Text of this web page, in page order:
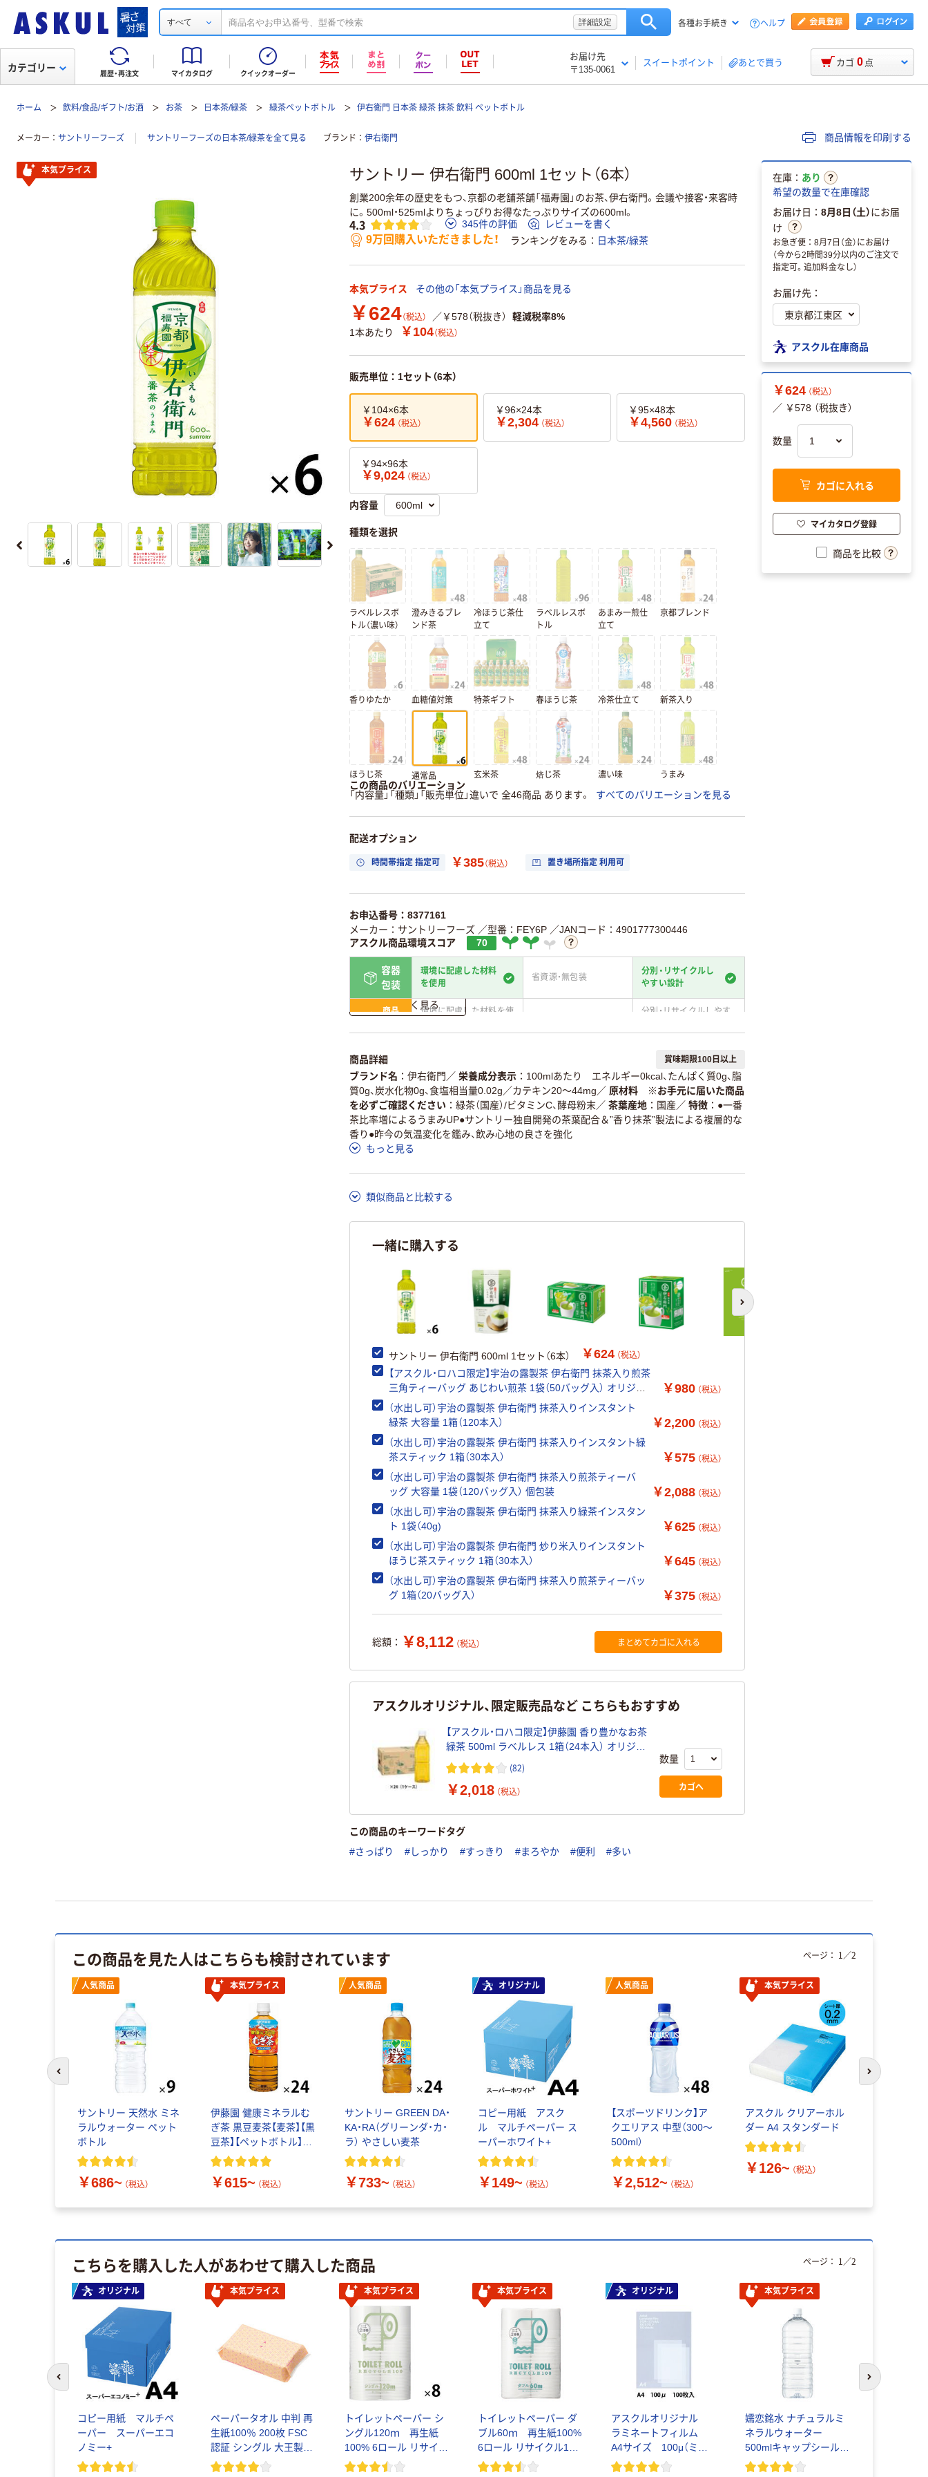
すべて 詳細設定 各種お手続き ヘルプ
履歴・再注文 マイカタログ クイックオーダー
お届け先
〒135-0061
スイートポイント あとで買う
カテゴリー カゴ 0 点
ホーム 飲料/食品/ギフト/お酒 お茶 日本茶/緑茶 緑茶ペットボトル 伊右衛門 日本茶 緑茶 抹茶 飲料 ペットボトル
メーカー サントリーフーズ サントリーフーズの日本茶/緑茶を全て見る ブランド 伊右衛門 商品情報を印刷する
サントリー 伊右衛門 600ml 1セット（6本）
創業200余年の歴史をもつ、京都の老舗茶舗「福寿園」のお茶、伊右衛門。会議や接客・来客時
に。500ml・525mlよりちょっぴりお得なたっぷりサイズの600ml。
4.3 345件の評価 レビューを書く
9万回購入いただきました！ ランキングをみる 日本茶/緑茶
本気プライス その他の「本気プライス」商品を見る
￥624（税込） ／￥578（税抜き）
軽減税率8%
1本あたり
￥104（税込）
販売単位：1セット（6本）
￥104×6本
￥624 （税込）
￥96×24本
￥2,304 （税込）
￥95×48本
￥4,560 （税込）
￥94×96本
￥9,024 （税込）
内容量
種類を選択
ラベルレスボ
トル（濃い味）
澄みきるブレ
ンド茶
冷ほうじ茶仕
立て
ラベルレスボ
トル
あまみ一煎仕
立て
京都ブレンド
香りゆたか 血糖値対策 特茶ギフト 春ほうじ茶 冷茶仕立て 新茶入り
ほうじ茶 通常品 玄米茶 焙じ茶 濃い味 うまみ
この商品のバリエーション
「内容量」「種類」「販売単位」違いで 全46商品 あります。
すべてのバリエーションを見る
配送オプション
時間帯指定 指定可 ￥385（税込） 置き場所指定 利用可
お申込番号：8377161
メーカー：サントリーフーズ ／型番：FEY6P ／JANコード：4901777300446
アスクル商品環境スコア
70
容器
包装
環境に配慮した材料
を使用
省資源・無包装
分別・リサイクルし
やすい設計
商品
環境に配慮した材料を使
分別・リサイクルしやす
仕組
この商品の環境配慮ポイントです。詳しくはページ下部の商品詳細「
アスクル商品環境スコ
ア詳細／加点項目
」で確認できます。
詳しく見る
商品詳細 賞味期限100日以上
ブランド名 伊右衛門 ／ 栄養成分表示
100mlあたり エネルギー0kcal、たんぱく質0g、脂
質0g、炭水化物0g、食塩相当量0.02g／カテキン20～44mg／ 原材料 ※お手元に届いた商品
を必ずご確認ください
緑茶（国産）/ビタミンC、酵母粉末／ 茶葉産地 国産／ 特徴
●一番
茶比率増によるうまみUP●サントリー独自開発の茶葉配合＆”香り抹茶”製法による複層的な
香り●昨今の気温変化を鑑み、飲み心地の良さを強化
もっと見る
類似商品と比較する
一緒に購入する
次のスライドへ
サントリー 伊右衛門 600ml 1セット（6本） ￥624 （税込）
【アスクル・ロハコ限定】宇治の露製茶 伊右衛門 抹茶入り煎茶
三角ティーバッグ あじわい煎茶 1袋（50バッグ入） オリジナ
ル
￥980 （税込）
（水出し可）宇治の露製茶 伊右衛門 抹茶入りインスタント
緑茶 大容量 1箱（120本入）
￥2,200 （税込）
（水出し可）宇治の露製茶 伊右衛門 抹茶入りインスタント緑
茶スティック 1箱（30本入）
￥575 （税込）
（水出し可）宇治の露製茶 伊右衛門 抹茶入り煎茶ティーバ
ッグ 大容量 1袋（120バッグ入） 個包装
￥2,088 （税込）
（水出し可）宇治の露製茶 伊右衛門 抹茶入り緑茶インスタン
ト 1袋（40g)
￥625 （税込）
（水出し可）宇治の露製茶 伊右衛門 炒り米入りインスタント
ほうじ茶スティック 1箱（30本入）
￥645 （税込）
（水出し可）宇治の露製茶 伊右衛門 抹茶入り煎茶ティーバッ
グ 1箱（20バッグ入）
￥375 （税込）
総額： ￥8,112 （税込） まとめてカゴに入れる
アスクルオリジナル、限定販売品など こちらもおすすめ
【アスクル・ロハコ限定】伊藤園 香り豊かなお茶
緑茶 500ml ラベルレス 1箱（24本入） オリジナ
ル
(82)
￥2,018 （税込）
数量
カゴへ
この商品のキーワードタグ
#さっぱり #しっかり #すっきり #まろやか #便利 #多い
本気プライス
在庫： あり
希望の数量で在庫確認
お届け日： 8月8日（土）にお届
け
お急ぎ便：8月7日（金）にお届け
（今から2時間39分以内のご注文で
指定可。追加料金なし）
お届け先：
アスクル在庫商品
￥624 （税込）
／ ￥578 （税抜き）
数量
カゴに入れる
マイカタログ登録
商品を比較
この商品を見た人はこちらも検討されています
人気商品
サントリー 天然水 ミネ
ラルウォーター ペット
ボトル
￥686~ （税込）
本気プライス
伊藤園 健康ミネラルむ
ぎ茶 黒豆麦茶【麦茶】【黒
豆茶】【ペットボトル】
【缶】【紙パック】【ノンカ
￥615~ （税込）
人気商品
サントリー GREEN DA・
KA・RA（グリーンダ・カ・
ラ） やさしい麦茶
￥733~ （税込）
オリジナル
コピー用紙 アスク
ル マルチペーパー ス
ーパーホワイト+
￥149~ （税込）
人気商品
【スポーツドリンク】ア
クエリアス 中型（300～
500ml）
￥2,512~ （税込）
本気プライス
アスクル クリアーホル
ダー A4 スタンダード
￥126~ （税込）
ページ： 1／2
前のスライドへ 次のスライド
こちらを購入した人があわせて購入した商品
オリジナル
コピー用紙 マルチペ
ーパー スーパーエコ
ノミー+
本気プライス
ペーパータオル 中判 再
生紙100％ 200枚 FSC
認証 シングル 大王製紙
共同企画 オリジナル
本気プライス
トイレットペーパー シ
ングル120ｍ 再生紙
100% 6ロール リサイク
ル100 芯あり FSC認
本気プライス
トイレットペーパー ダ
ブル60ｍ 再生紙100%
6ロール リサイクル100
芯あり FSC認証
オリジナル
アスクルオリジナル
ラミネートフィルム
A4サイズ 100μ（ミク
ロン）
本気プライス
嬬恋銘水 ナチュラルミ
ネラルウォーター
500mlキャップシール付
き／2Lラベルレス 10本
ページ： 1 ／2
前のスライドへ 次のスライド